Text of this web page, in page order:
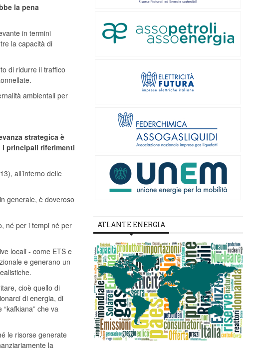
la pena
in termini
la capacità di
di ridurre il traffico
ambientali per
strategica è
principali riferimenti
all’interno delle
generale, è doveroso
né per i tempi né per
locali - come ETS e
e generano un
cioè quello di
di energia, di
che va
le risorse generate
la
ATLANTE ENERGIA